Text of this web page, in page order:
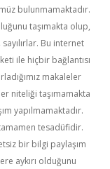
bulunmamaktadır.
taşımakta olup,
Bu internet
ile hiçbir bağlantısı
makaleler
niteliği taşımamakta
yapılmamaktadır.
tesadüfidir.
bir bilgi paylaşım
aykırı olduğunu